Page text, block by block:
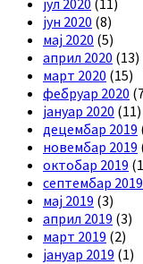
јун 2020 (8)
мај 2020 (5)
април 2020 (13)
март 2020 (15)
фебруар 2020
јануар 2020 (11)
децембар 2019
новембар 2019
октобар 2019
септембар 2019
мај 2019 (3)
април 2019 (3)
март 2019 (2)
јануар 2019 (1)